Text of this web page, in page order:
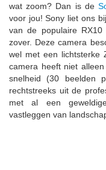
wat zoom? Dan is de
voor jou! Sony liet ons
van de populaire
zover. Deze camera
wel met een lichtsterke
camera heeft niet
snelheid (30 beelden
rechtstreeks uit de
met al een
vastleggen van